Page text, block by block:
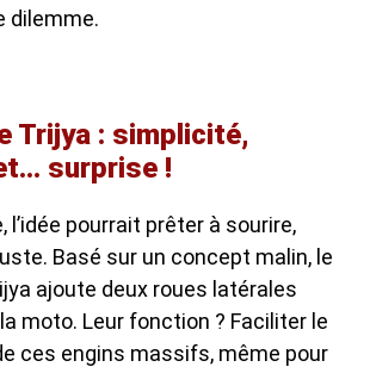
dilemme.
Trijya : simplicité,
surprise !
l’idée pourrait prêter à sourire,
Basé sur un concept malin, le
ajoute deux roues latérales
moto. Leur fonction ? Faciliter le
ces engins massifs, même pour